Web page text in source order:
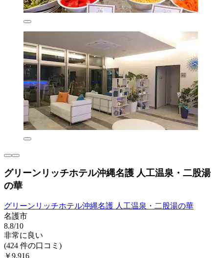
グリーンリッチホテル沖縄名護 人工温泉・二股湯
の華
グリーンリッチホテル沖縄名護 人工温泉・二股湯の華
名護市
8.8/10
非常に良い
(424 件の口コミ)
￥9,916